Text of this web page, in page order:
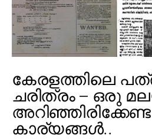
കേരളത്തിലെ
ചരിത്രം – ഒരു
അറിഞ്ഞിരിക്കേണ്ട
കാര്യങ്ങൾ..